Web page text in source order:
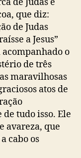
que diz:
de Judas
a Jesus”
acompanhado o
de três
maravilhosas
atos de
tudo isso. Ele
avareza, que
cabo os